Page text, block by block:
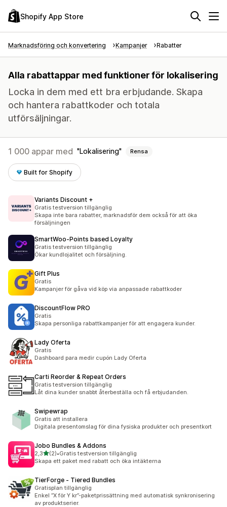
Shopify App Store
Marknadsföring och konvertering Kampanjer Rabatter
Alla rabattappar med funktioner för lokalisering
Locka in dem med ett bra erbjudande. Skapa
och hantera rabattkoder och totala
utförsäljningar.
1 000 appar med Lokalisering Rensa
Built for Shopify
Variants Discount +
Gratis testversion tillgänglig
Skapa inte bara rabatter, marknadsför dem också för att öka
försäljningen
SmartWoo‑Points based Loyalty
Gratis testversion tillgänglig
Ökar kundlojalitet och försäljning.
Gift Plus
Gratis
Kampanjer för gåva vid köp via anpassade rabattkoder
DiscountFlow PRO
Gratis
Skapa personliga rabattkampanjer för att engagera kunder.
Lady Oferta
Gratis
Dashboard para medir cupón Lady Oferta
Carti Reorder & Repeat Orders
Gratis testversion tillgänglig
Låt dina kunder snabbt återbeställa och få erbjudanden.
Swipewrap
Gratis att installera
Digitala presentomslag för dina fysiska produkter och presentkort
Jobo Bundles & Addons
2,3av 5 stjärnor
(2)
2 recensioner totalt
•Gratis testversion tillgänglig
Skapa ett paket med rabatt och öka intäkterna
TierForge ‑ Tiered Bundles
Gratisplan tillgänglig
Enkel ”X för Y kr”-paketprissättning med automatisk synkronisering
av produktserier.